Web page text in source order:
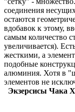
соединения
остаются
вдобавок к этому,
самым количество
увеличивается).
жесткими, а
подобные
алюминия. Хотя в
элементов не
Экзерсисы Чака